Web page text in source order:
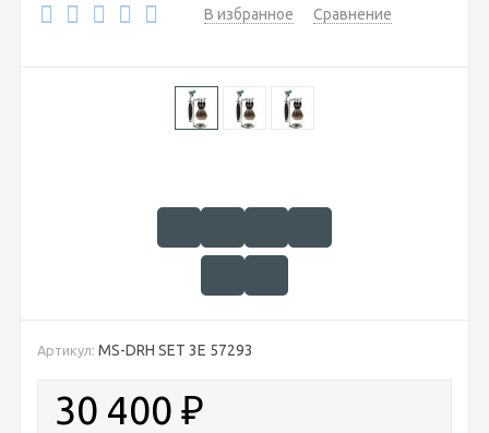
В избранное Сравнение
Артикул: MS-DRH SET 3E 57293
30 400 ₽